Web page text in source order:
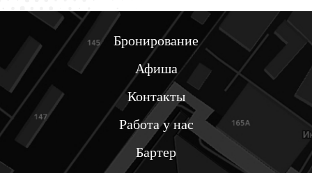
Бронирование
Афиша
Контакты
Работа у нас
Бартер